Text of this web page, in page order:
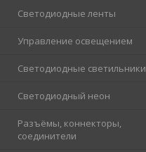
Светодиодные ленты
Управление освещением
Светодиодные светильники
Светодиодный неон
Разъёмы, коннекторы,
соединители